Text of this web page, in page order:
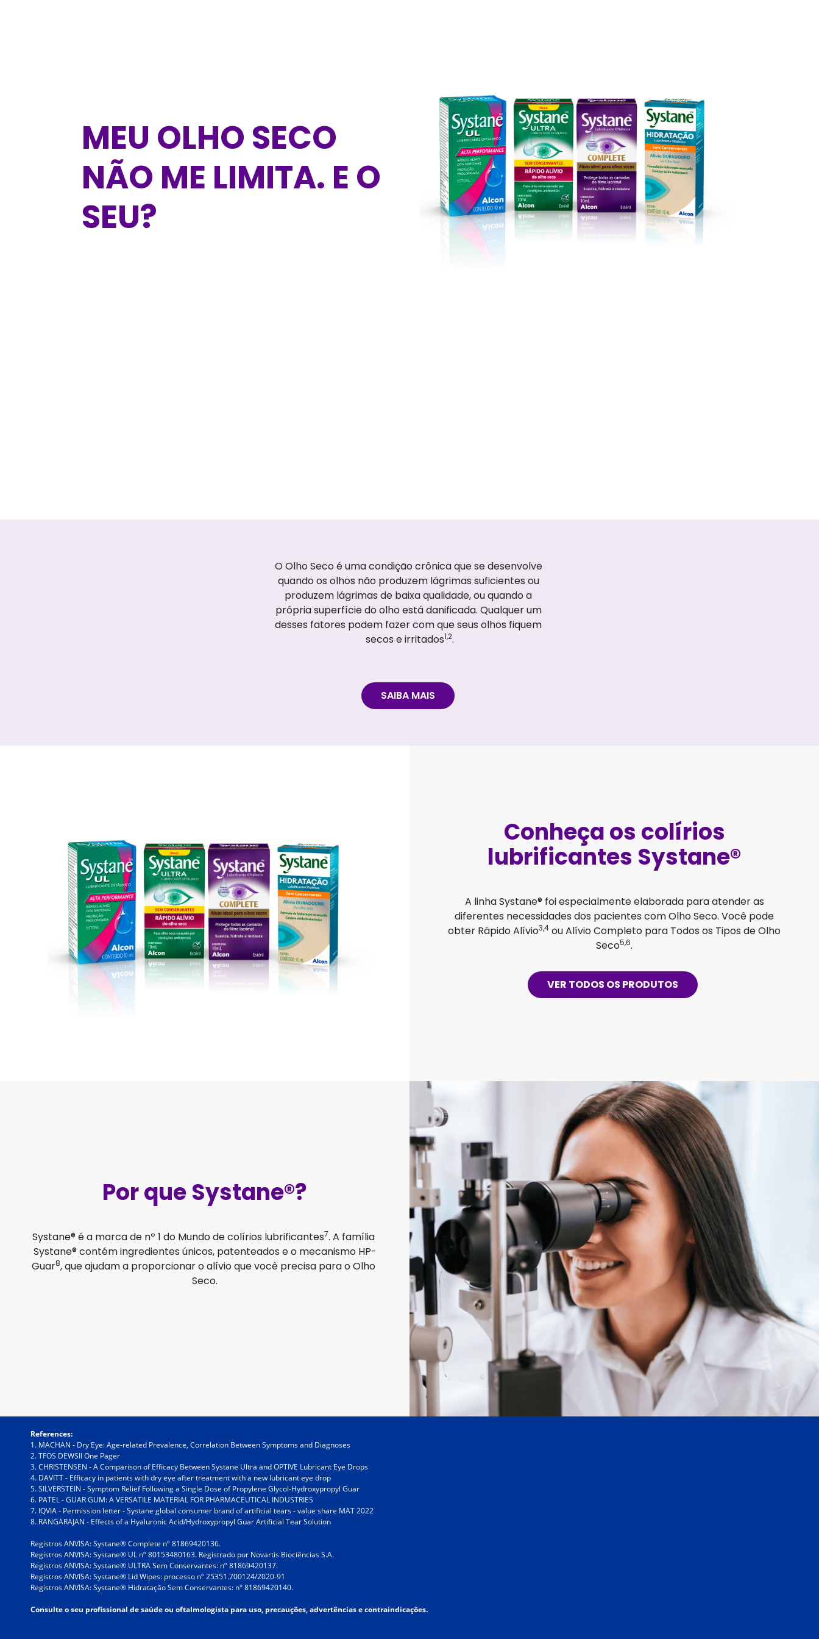
MEU OLHO SECO
NÃO ME LIMITA. E O
SEU?
O Olho Seco é uma condição crônica que se desenvolve
quando os olhos não produzem lágrimas suficientes ou
produzem lágrimas de baixa qualidade, ou quando a
própria superfície do olho está danificada. Qualquer um
desses fatores podem fazer com que seus olhos fiquem
secos e irritados1,2.
SAIBA MAIS
Conheça os colírios
lubrificantes Systane®
A linha Systane® foi especialmente elaborada para atender as
diferentes necessidades dos pacientes com Olho Seco. Você pode
obter Rápido Alívio3,4 ou Alívio Completo para Todos os Tipos de Olho
Seco5,6.
VER TODOS OS PRODUTOS
Por que Systane®?
Systane® é a marca de nº 1 do Mundo de colírios lubrificantes7. A família
Systane® contém ingredientes únicos, patenteados e o mecanismo HP-
Guar8, que ajudam a proporcionar o alívio que você precisa para o Olho
Seco.
References:
1. MACHAN - Dry Eye: Age-related Prevalence, Correlation Between Symptoms and Diagnoses
2. TFOS DEWSII One Pager
3. CHRISTENSEN - A Comparison of Efficacy Between Systane Ultra and OPTIVE Lubricant Eye Drops
4. DAVITT - Efficacy in patients with dry eye after treatment with a new lubricant eye drop
5. SILVERSTEIN - Symptom Relief Following a Single Dose of Propylene Glycol-Hydroxypropyl Guar
6. PATEL - GUAR GUM: A VERSATILE MATERIAL FOR PHARMACEUTICAL INDUSTRIES
7. IQVIA - Permission letter - Systane global consumer brand of artificial tears - value share MAT 2022
8. RANGARAJAN - Effects of a Hyaluronic Acid/Hydroxypropyl Guar Artificial Tear Solution
Registros ANVISA: Systane® Complete nº 81869420136.
Registros ANVISA: Systane® UL nº 80153480163. Registrado por Novartis Biociências S.A.
Registros ANVISA: Systane® ULTRA Sem Conservantes: nº 81869420137.
Registros ANVISA: Systane® Lid Wipes: processo nº 25351.700124/2020-91
Registros ANVISA: Systane® Hidratação Sem Conservantes: n° 81869420140.
Consulte o seu profissional de saúde ou oftalmologista para uso, precauções, advertências e contraindicações.